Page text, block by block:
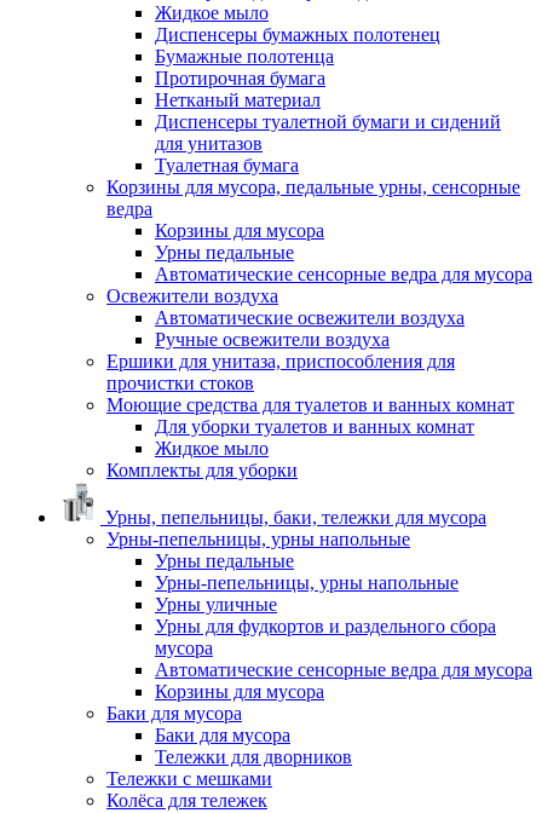
Жидкое мыло
Диспенсеры бумажных полотенец
Бумажные полотенца
Протирочная бумага
Нетканый материал
Диспенсеры туалетной бумаги и сидений
для унитазов
Туалетная бумага
Корзины для мусора, педальные урны, сенсорные
ведра
Корзины для мусора
Урны педальные
Автоматические сенсорные ведра для мусора
Освежители воздуха
Автоматические освежители воздуха
Ручные освежители воздуха
Ершики для унитаза, приспособления для
прочистки стоков
Моющие средства для туалетов и ванных комнат
Для уборки туалетов и ванных комнат
Жидкое мыло
Комплекты для уборки
Урны, пепельницы, баки, тележки для мусора
Урны-пепельницы, урны напольные
Урны педальные
Урны-пепельницы, урны напольные
Урны уличные
Урны для фудкортов и раздельного сбора
мусора
Автоматические сенсорные ведра для мусора
Корзины для мусора
Баки для мусора
Баки для мусора
Тележки для дворников
Тележки с мешками
Колёса для тележек